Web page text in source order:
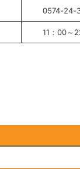
0574-24-
11：00～